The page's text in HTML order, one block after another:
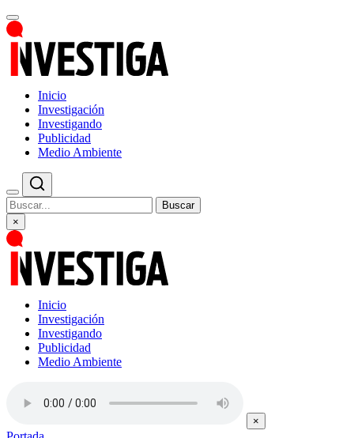
Inicio
Investigación
Investigando
Publicidad
Medio Ambiente
Buscar
×
Inicio
Investigación
Investigando
Publicidad
Medio Ambiente
×